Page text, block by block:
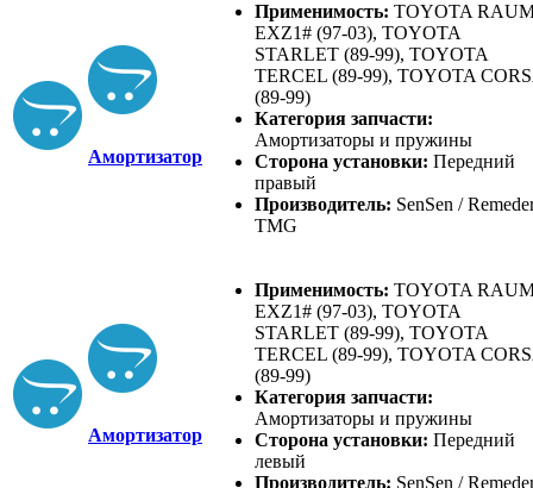
Амортизатор
Применимость: TOYOTA
EXZ1# (97-03), TOYOTA
STARLET (89-99), TOYOTA
TERCEL (89-99), TOYOTA
(89-99)
Категория запчасти:
Амортизаторы и пружины
Сторона установки: Передний
правый
Производитель: SenSen /
TMG
Амортизатор
Применимость: TOYOTA
EXZ1# (97-03), TOYOTA
STARLET (89-99), TOYOTA
TERCEL (89-99), TOYOTA
(89-99)
Категория запчасти:
Амортизаторы и пружины
Сторона установки: Передний
левый
Производитель: SenSen /